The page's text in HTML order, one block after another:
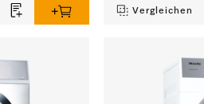
Vergleichen